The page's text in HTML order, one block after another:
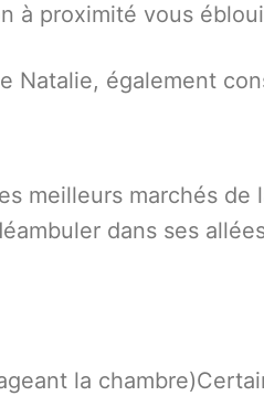
à proximité vous
Natalie, également
meilleurs marchés
dans ses
la